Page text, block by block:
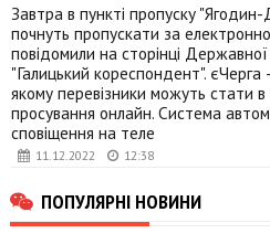
11.12.2022 12:38
Завтра в пункті пропуску
почнуть пропускати за
повідомили на сторінці
"Галицький кореспондент". єЧерга
якому перевізники можуть стати в
просування онлайн. Система
сповіщення на теле
ПОПУЛЯРНІ НОВИНИ